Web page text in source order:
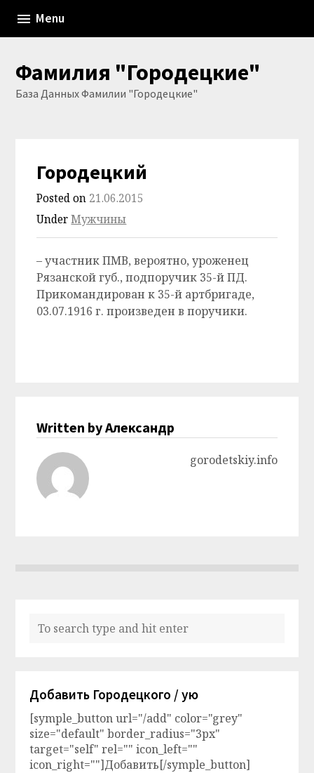
content
Menu
Фамилия "Городецкие"
База Данных Фамилии "Городецкие"
Городецкий
Posted on 21.06.2015
UnderМужчины
– участник ПМВ, вероятно, уроженец
Рязанской губ., подпоручик 35-й ПД.
Прикомандирован к 35-й артбригаде,
03.07.1916 г. произведен в поручики.
Written by Александр
gorodetskiy.info
Добавить Городецкого / ую
[symple_button url="/add" color="grey"
size="default" border_radius="3px"
target="self" rel="" icon_left=""
icon_right=""]Добавить[/symple_button]